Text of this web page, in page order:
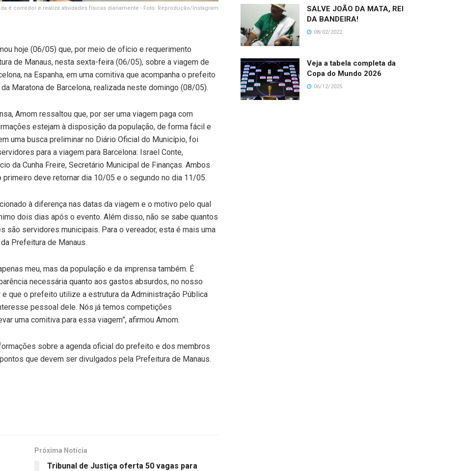
é corredor e realiza atividades físicas diariamente - Foto: Reprodução/Instagram
hoje (06/05) que, por meio de ofício e requerimento
de Manaus, nesta sexta-feira (06/05), sobre a viagem de
na Espanha, em uma comitiva que acompanha o prefeito
Maratona de Barcelona, realizada neste domingo (08/05).
Amom ressaltou que, por ser uma viagem paga com
estejam à disposição da população, de forma fácil e
uma busca preliminar no Diário Oficial do Município, foi
para a viagem para Barcelona: Israel Conte,
da Cunha Freire, Secretário Municipal de Finanças. Ambos
primeiro deve retornar dia 10/05 e o segundo no dia 11/05.
à diferença nas datas da viagem e o motivo pelo qual
dois dias após o evento. Além disso, não se sabe quantos
são servidores municipais. Para o vereador, esta é mais uma
Prefeitura de Manaus.
meu, mas da população e da imprensa também. É
necessária quanto aos gastos absurdos, no nosso
que o prefeito utilize a estrutura da Administração Pública
pessoal dele. Nós já temos competições
uma comitiva para essa viagem”, afirmou Amom.
sobre a agenda oficial do prefeito e dos membros
que devem ser divulgados pela Prefeitura de Manaus.
Próxima Notícia
Tribunal de Justiça oferta 50 vagas para
SALVE JOÃO DA MATA, REI
DA BANDEIRA!
08/02/2022
Veja a tabela completa da
Copa do Mundo 2026
06/12/2025